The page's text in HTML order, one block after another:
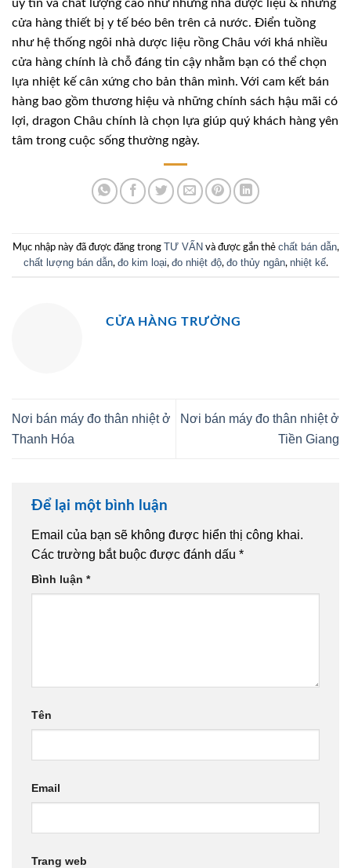
uy tín và chất lượng cao như những nhà dược liệu & những
cửa hàng thiết bị y tế béo bên trên cả nước. Điển tuồng
như hệ thống ngôi nhà dược liệu rồng Châu với khá nhiều
cửa hàng chính là chỗ đáng tin cậy nhằm bạn có thể chọn
lựa nhiệt kế cân xứng cho bản thân mình. Với cam kết bán
hàng bao gồm thương hiệu và những chính sách hậu mãi có
lợi, dragon Châu chính là chọn lựa giúp quý khách hàng yên
tâm trong cuộc sống thường ngày.
Mục nhập này đã được đăng trong TƯ VẤN và được gắn thẻ chất bán dẫn,
chất lượng bán dẫn, đo kim loại, đo nhiệt độ, đo thủy ngân, nhiệt kế.
CỬA HÀNG TRƯỞNG
Nơi bán máy đo thân nhiệt ở
Thanh Hóa
Nơi bán máy đo thân nhiệt ở
Tiền Giang
Để lại một bình luận
Email của bạn sẽ không được hiển thị công khai.
Các trường bắt buộc được đánh dấu *
Bình luận *
Tên
Email
Trang web